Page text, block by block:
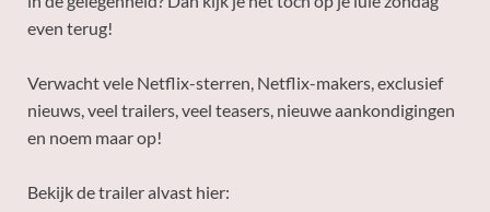
even terug!
Verwacht vele Netflix-sterren, Netflix-makers, exclusief
nieuws, veel trailers, veel teasers, nieuwe aankondigingen
en noem maar op!
Bekijk de trailer alvast hier: